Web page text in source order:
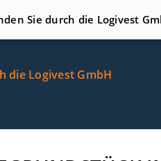
Sie durch die Logivest
die Logivest GmbH